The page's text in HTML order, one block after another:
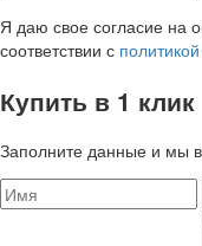
Я даю свое согласие на
соответствии с
Купить в 1 клик
Заполните данные и мы